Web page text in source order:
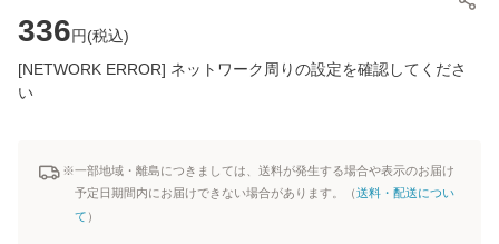
336円(税込)
[NETWORK ERROR] ネットワーク周りの設定を確認してくださ
い
※一部地域・離島につきましては、送料が発生する場合や表示のお届け
予定日期間内にお届けできない場合があります。（送料・配送につい
て ）